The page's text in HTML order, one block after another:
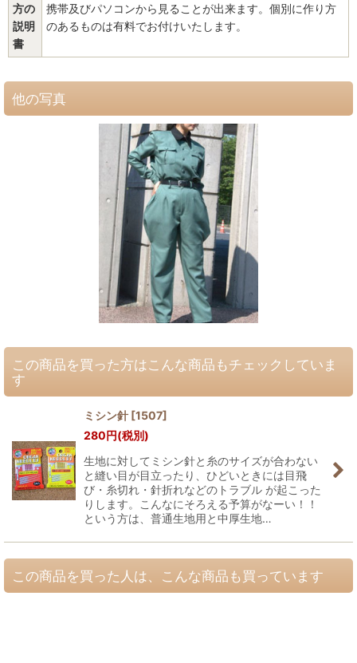
方の
説明
書
携帯及びパソコンから見ることが出来ます。個別に作り方
のあるものは有料でお付けいたします。
他の写真
この商品を買った方はこんな商品もチェックしていま
す
ミシン針 [1507]
280円(税別)
生地に対してミシン針と糸のサイズが合わない
と縫い目が目立ったり、ひどいときには目飛
び・糸切れ・針折れなどのトラブル が起こった
りします。こんなにそろえる予算がなーい！！
という方は、普通生地用と中厚生地…
この商品を買った人は、こんな商品も買っています